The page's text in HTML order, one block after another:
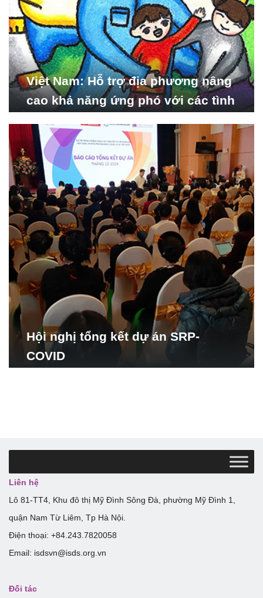
Việt Nam: Hỗ trợ địa phương nâng
cao khả năng ứng phó với các tình
Hội nghị tổng kết dự án SRP-
COVID
Liên hệ
Lô 81-TT4, Khu đô thị Mỹ Đình Sông Đà, phường Mỹ Đình 1,
quận Nam Từ Liêm, Tp Hà Nội.
Điện thoại: +84.243.7820058
Email: isdsvn@isds.org.vn
Đối tác